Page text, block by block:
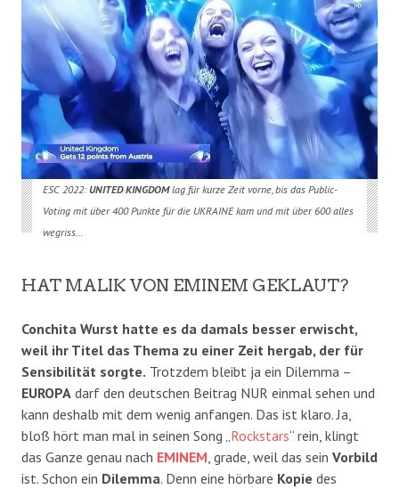
ESC 2022:UNITED KINGDOMlag für kurze Zeit vorne, bis das Public-
Voting mit über 400 Punkte für die UKRAINE kam und mit über 600 alles
wegriss…
HAT MALIK VON EMINEM GEKLAUT?
Conchita Wurst hatte es da damals besser erwischt,
weil ihr Titel das Thema zu einer Zeit hergab, der für
Sensibilität sorgte. Trotzdem bleibt ja ein Dilemma –
EUROPA darf den deutschen Beitrag NUR einmal sehen und
kann deshalb mit dem wenig anfangen. Das ist klaro. Ja,
bloß hört man mal in seinen Song „ Rockstars“ rein, klingt
das Ganze genau nach EMINEM , grade, weil das sein Vorbild
ist. Schon ein Dilemma. Denn eine hörbare Kopie des